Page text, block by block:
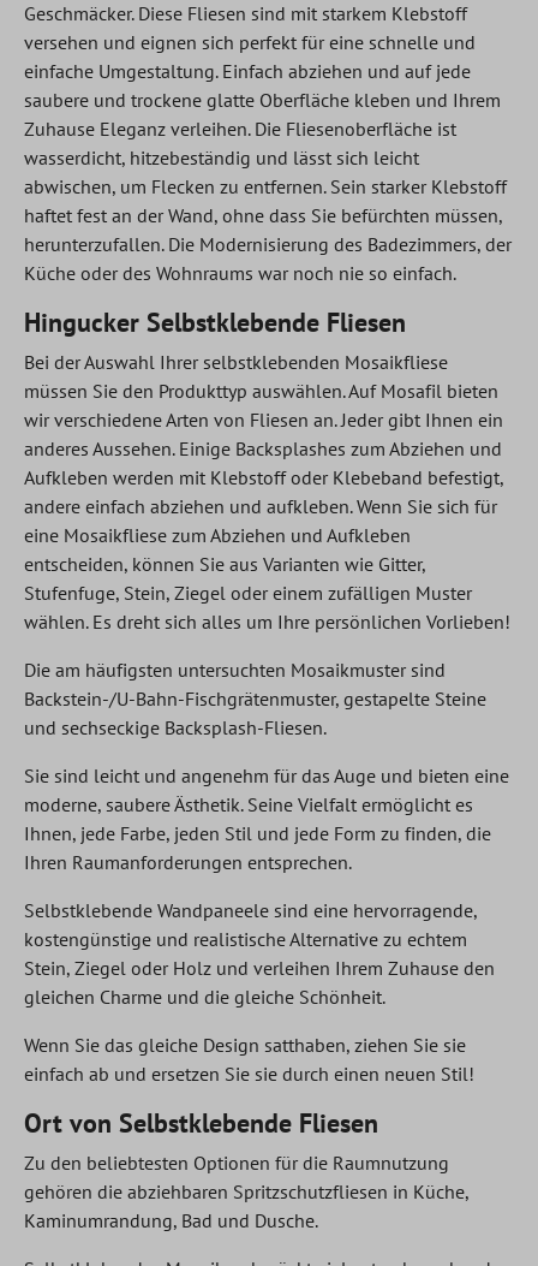
Geschmäcker. Diese Fliesen sind mit starkem Klebstoff
versehen und eignen sich perfekt für eine schnelle und
einfache Umgestaltung. Einfach abziehen und auf jede
saubere und trockene glatte Oberfläche kleben und Ihrem
Zuhause Eleganz verleihen. Die Fliesenoberfläche ist
wasserdicht, hitzebeständig und lässt sich leicht
abwischen, um Flecken zu entfernen. Sein starker Klebstoff
haftet fest an der Wand, ohne dass Sie befürchten müssen,
herunterzufallen. Die Modernisierung des Badezimmers, der
Küche oder des Wohnraums war noch nie so einfach.
Hingucker Selbstklebende Fliesen
Bei der Auswahl Ihrer selbstklebenden Mosaikfliese
müssen Sie den Produkttyp auswählen. Auf Mosafil bieten
wir verschiedene Arten von Fliesen an. Jeder gibt Ihnen ein
anderes Aussehen. Einige Backsplashes zum Abziehen und
Aufkleben werden mit Klebstoff oder Klebeband befestigt,
andere einfach abziehen und aufkleben. Wenn Sie sich für
eine Mosaikfliese zum Abziehen und Aufkleben
entscheiden, können Sie aus Varianten wie Gitter,
Stufenfuge, Stein, Ziegel oder einem zufälligen Muster
wählen. Es dreht sich alles um Ihre persönlichen Vorlieben!
Die am häufigsten untersuchten Mosaikmuster sind
Backstein-/U-Bahn-Fischgrätenmuster, gestapelte Steine
und sechseckige Backsplash-Fliesen.
Sie sind leicht und angenehm für das Auge und bieten eine
moderne, saubere Ästhetik. Seine Vielfalt ermöglicht es
Ihnen, jede Farbe, jeden Stil und jede Form zu finden, die
Ihren Raumanforderungen entsprechen.
Selbstklebende Wandpaneele sind eine hervorragende,
kostengünstige und realistische Alternative zu echtem
Stein, Ziegel oder Holz und verleihen Ihrem Zuhause den
gleichen Charme und die gleiche Schönheit.
Wenn Sie das gleiche Design satthaben, ziehen Sie sie
einfach ab und ersetzen Sie sie durch einen neuen Stil!
Ort von Selbstklebende Fliesen
Zu den beliebtesten Optionen für die Raumnutzung
gehören die abziehbaren Spritzschutzfliesen in Küche,
Kaminumrandung, Bad und Dusche.